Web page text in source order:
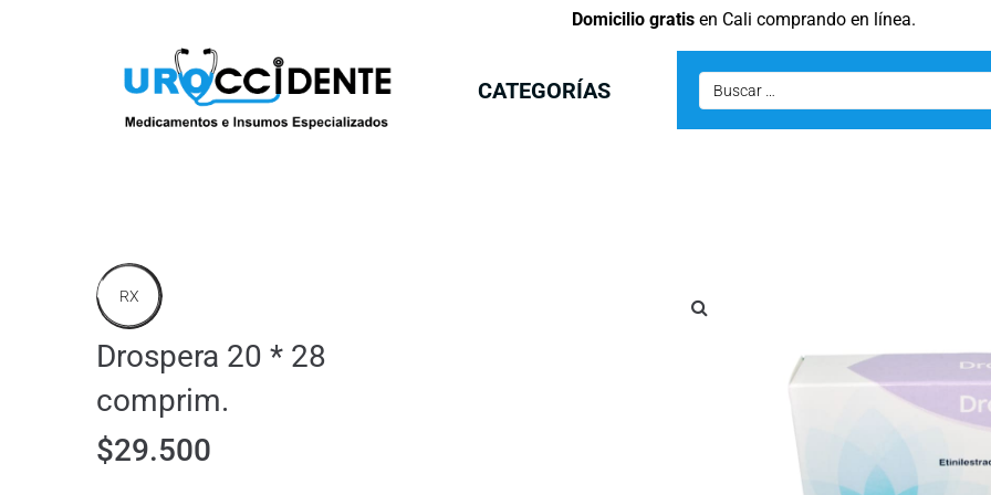
Domicilio gratisen Cali comprando en línea.
CATEGORÍAS
RX
Drospera 20 * 28
comprim.
$29.500